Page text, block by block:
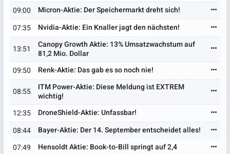
09:00
Micron-Aktie: Der Speichermarkt dreht sich!
07:35
Nvidia-Aktie: Ein Knaller jagt den nächsten!
13:51
Canopy Growth Aktie: 13% Umsatzwachstum auf
81,2 Mio. Dollar
09:50
Renk-Aktie: Das gab es so noch nie!
08:55
ITM Power-Aktie: Diese Meldung ist EXTREM
wichtig!
12:35
DroneShield-Aktie: Unfassbar!
08:44
Bayer-Aktie: Der 14. September entscheidet alles!
07:49
Hensoldt Aktie: Book-to-Bill springt auf 2,4